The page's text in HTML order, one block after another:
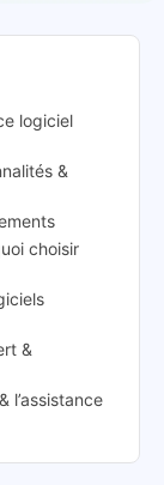
logiciel
&
choisir
&
l’assistance